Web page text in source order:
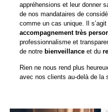
appréhensions et leur donner
de nos mandataires de
comme un cas unique. Il
accompagnement très
professionnalisme et
de notre bienveillance et du
Rien ne nous rend plus
avec nos clients au-delà de la